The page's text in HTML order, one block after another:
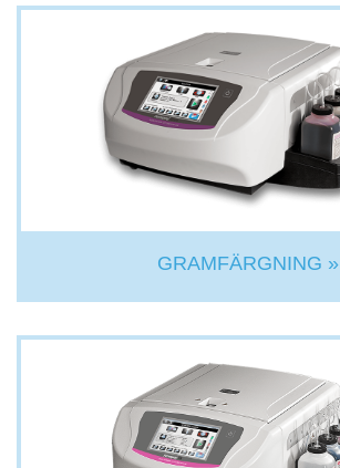
GRAMFÄRGNING »